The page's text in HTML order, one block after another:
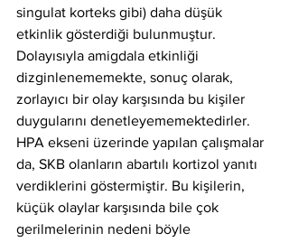
singulat korteks gibi) daha düşük
etkinlik gösterdiği bulunmuştur.
Dolayısıyla amigdala etkinliği
dizginlenememekte, sonuç olarak,
zorlayıcı bir olay karşısında bu kişiler
duygularını denetleyememektedirler.
HPA ekseni üzerinde yapılan çalışmalar
da, SKB olanların abartılı kortizol yanıtı
verdiklerini göstermiştir. Bu kişilerin,
küçük olaylar karşısında bile çok
gerilmelerinin nedeni böyle